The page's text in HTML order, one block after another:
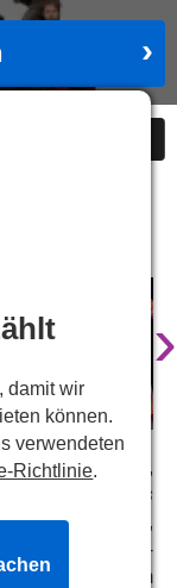
in
›
Lächerlichkeit,
„A Christmas
UK-Tournee,
Award-
im
, damit wir
können.
verwendeten
Richtlinie.